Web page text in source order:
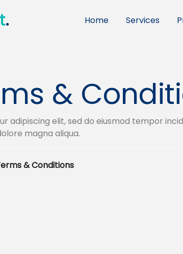
. Home Services
&
adipiscing elit, sed do eiusmod tempor
magna aliqua.
& Conditions